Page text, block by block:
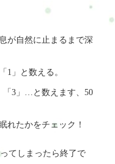
が自然に止まるまで深
1」と数える。
「3」…と数えます、50
れたかをチェック！
てしまったら終了で